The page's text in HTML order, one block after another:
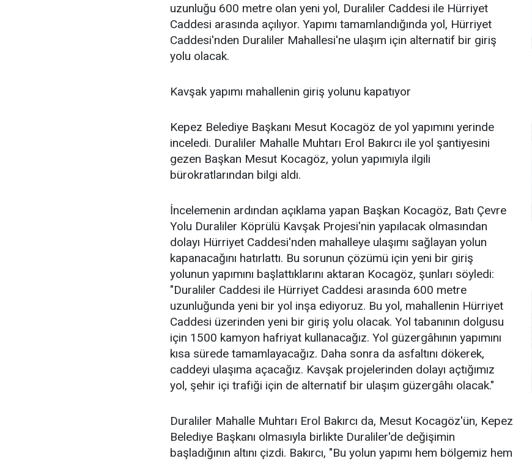
uzunluğu 600 metre olan yeni yol, Duraliler Caddesi ile Hürriyet
Caddesi arasında açılıyor. Yapımı tamamlandığında yol, Hürriyet
Caddesi'nden Duraliler Mahallesi'ne ulaşım için alternatif bir giriş
yolu olacak.
Kavşak yapımı mahallenin giriş yolunu kapatıyor
Kepez Belediye Başkanı Mesut Kocagöz de yol yapımını yerinde
inceledi. Duraliler Mahalle Muhtarı Erol Bakırcı ile yol şantiyesini
gezen Başkan Mesut Kocagöz, yolun yapımıyla ilgili
bürokratlarından bilgi aldı.
İncelemenin ardından açıklama yapan Başkan Kocagöz, Batı Çevre
Yolu Duraliler Köprülü Kavşak Projesi'nin yapılacak olmasından
dolayı Hürriyet Caddesi'nden mahalleye ulaşımı sağlayan yolun
kapanacağını hatırlattı. Bu sorunun çözümü için yeni bir giriş
yolunun yapımını başlattıklarını aktaran Kocagöz, şunları söyledi:
"Duraliler Caddesi ile Hürriyet Caddesi arasında 600 metre
uzunluğunda yeni bir yol inşa ediyoruz. Bu yol, mahallenin Hürriyet
Caddesi üzerinden yeni bir giriş yolu olacak. Yol tabanının dolgusu
için 1500 kamyon hafriyat kullanacağız. Yol güzergâhının yapımını
kısa sürede tamamlayacağız. Daha sonra da asfaltını dökerek,
caddeyi ulaşıma açacağız. Kavşak projelerinden dolayı açtığımız
yol, şehir içi trafiği için de alternatif bir ulaşım güzergâhı olacak."
Duraliler Mahalle Muhtarı Erol Bakırcı da, Mesut Kocagöz'ün, Kepez
Belediye Başkanı olmasıyla birlikte Duraliler'de değişimin
başladığının altını çizdi. Bakırcı, "Bu yolun yapımı hem bölgemiz hem